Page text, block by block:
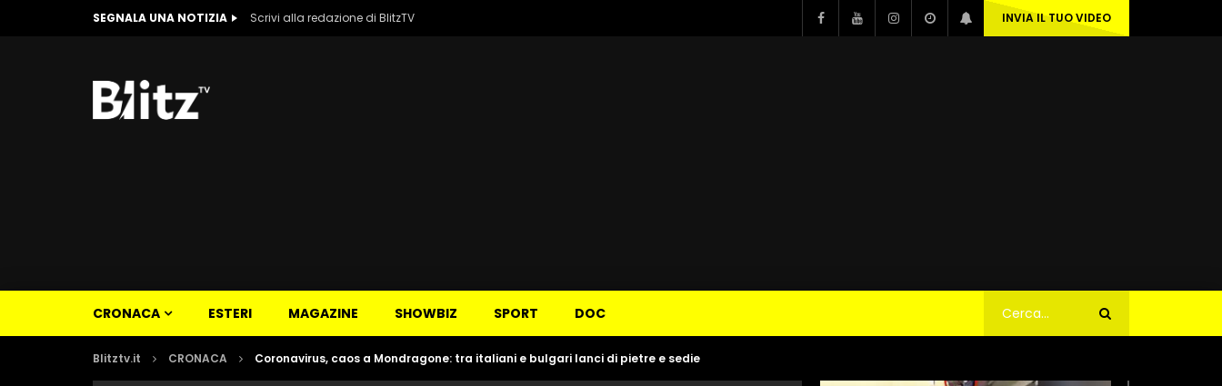
SEGNALA UNA NOTIZIA Scrivi alla redazione di BlitzTV INVIA IL TUO VIDEO
CRONACA ESTERI MAGAZINE SHOWBIZ SPORT DOC
Blitztv.it CRONACA Coronavirus, caos a Mondragone: tra italiani e bulgari lanci di pietre e sedie